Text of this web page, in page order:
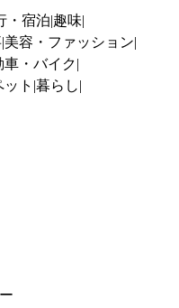
・宿泊 趣味
美容・ファッション
車・バイク
ット 暮らし